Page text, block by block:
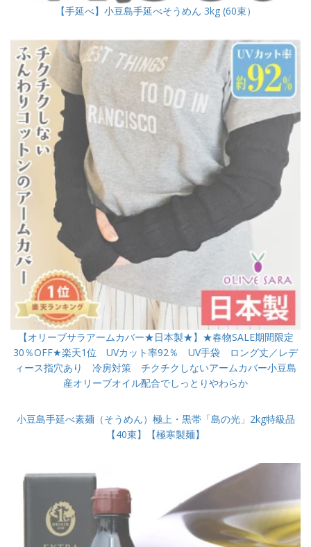
【手延べ】小豆島手延べそうめん 3kg (60束）
【オリーブサラアームカバー★日本製★】★春物SALE期間限定
30％OFF★楽天1位 UVカット率92％ UV手袋 ロング丈／レデ
ィース指穴あり 冷房対策 チクチクしないアームカバー小豆島
産オリーブオイル配合でしっとりやわらか
小豆島手延べ素麺（そうめん）極上・黒帯「島の光」2kg特級品
【40束】【極寒製麺】